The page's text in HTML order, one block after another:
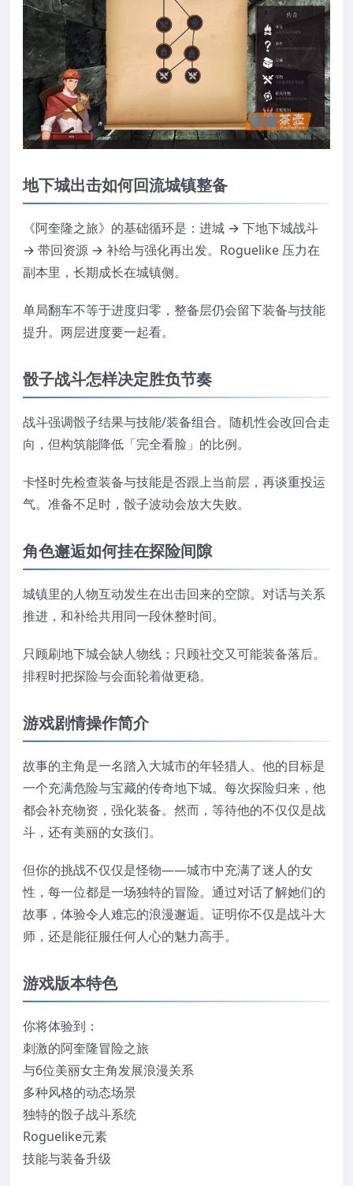
地下城出击如何回流城镇整备
《阿奎隆之旅》的基础循环是：进城 → 下地下城战斗
→ 带回资源 → 补给与强化再出发。Roguelike 压力在
副本里，长期成长在城镇侧。
单局翻车不等于进度归零，整备层仍会留下装备与技能
提升。两层进度要一起看。
骰子战斗怎样决定胜负节奏
战斗强调骰子结果与技能/装备组合。随机性会改回合走
向，但构筑能降低「完全看脸」的比例。
卡怪时先检查装备与技能是否跟上当前层，再谈重投运
气。准备不足时，骰子波动会放大失败。
角色邂逅如何挂在探险间隙
城镇里的人物互动发生在出击回来的空隙。对话与关系
推进，和补给共用同一段休整时间。
只顾刷地下城会缺人物线；只顾社交又可能装备落后。
排程时把探险与会面轮着做更稳。
游戏剧情操作简介
故事的主角是一名踏入大城市的年轻猎人。他的目标是
一个充满危险与宝藏的传奇地下城。每次探险归来，他
都会补充物资，强化装备。然而，等待他的不仅仅是战
斗，还有美丽的女孩们。
但你的挑战不仅仅是怪物——城市中充满了迷人的女
性，每一位都是一场独特的冒险。通过对话了解她们的
故事，体验令人难忘的浪漫邂逅。证明你不仅是战斗大
师，还是能征服任何人心的魅力高手。
游戏版本特色
你将体验到：
刺激的阿奎隆冒险之旅
与6位美丽女主角发展浪漫关系
多种风格的动态场景
独特的骰子战斗系统
Roguelike元素
技能与装备升级